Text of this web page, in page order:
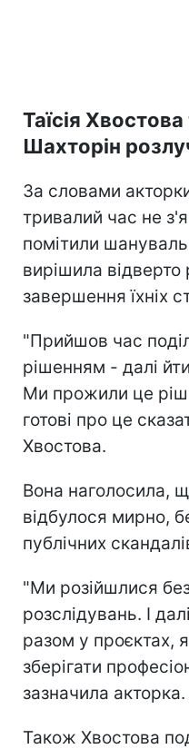
Таїсія
Шахторін
За словами
тривалий час не
помітили
вирішила відверто
завершення їхніх
"Прийшов час
рішенням - далі
Ми прожили це
готові про це
Хвостова.
Вона наголосила,
відбулося мирно,
публічних
"Ми розійшлися без
розслідувань. І
разом у проєктах,
зберігати
зазначила акторка.
Також Хвостова